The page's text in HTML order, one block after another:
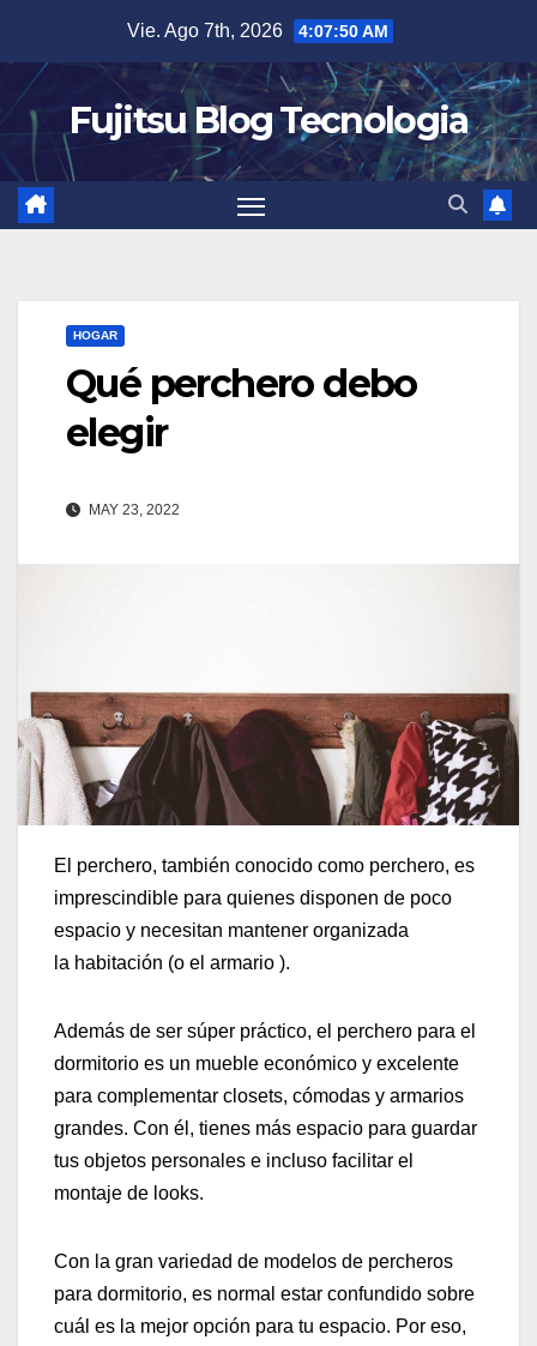
contenido
Vie. Ago 7th, 2026 4:07:51 AM
Fujitsu Blog Tecnologia
HOGAR
Qué perchero debo
elegir
MAY 23, 2022
El perchero, también conocido como perchero, es
imprescindible para quienes disponen de poco
espacio y necesitan mantener organizada
la habitación (o el armario ).
Además de ser súper práctico, el perchero para el
dormitorio es un mueble económico y excelente
para complementar closets, cómodas y armarios
grandes. Con él, tienes más espacio para guardar
tus objetos personales e incluso facilitar el
montaje de looks.
Con la gran variedad de modelos de percheros
para dormitorio, es normal estar confundido sobre
cuál es la mejor opción para tu espacio. Por eso,